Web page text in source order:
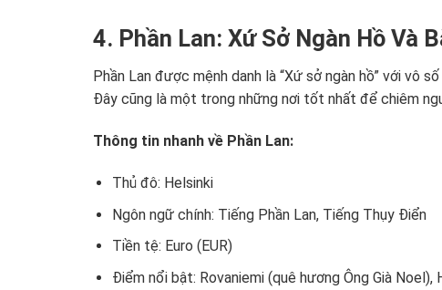
4. Phần Lan: Xứ Sở Ngàn Hồ Và
Phần Lan được mệnh danh là “Xứ sở ngàn hồ” với vô
Đây cũng là một trong những nơi tốt nhất để chiêm
Thông tin nhanh về Phần Lan:
Thủ đô: Helsinki
Ngôn ngữ chính: Tiếng Phần Lan, Tiếng Thụy Điển
Tiền tệ: Euro (EUR)
Điểm nổi bật: Rovaniemi (quê hương Ông Già